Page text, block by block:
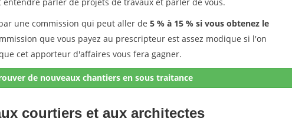
une commission qui peut aller de 5 % à 15 % si vous obtenez le
que vous payez au prescripteur est assez modique si l'on
cet apporteur d'affaires vous fera gagner.
de nouveaux chantiers en sous traitance
courtiers et aux architectes